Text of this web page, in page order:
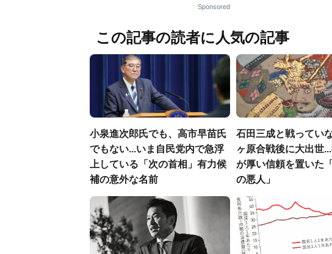
Sponsored
この記事の読者に人気の記事
小泉進次郎氏でも、高市早苗氏
でもない...いま自民党内で急浮
上している「次の首相」有力候
補の意外な名前
石田三成と戦ってい
ヶ原合戦後に大出世
が厚い信頼を置いた
の悪人」